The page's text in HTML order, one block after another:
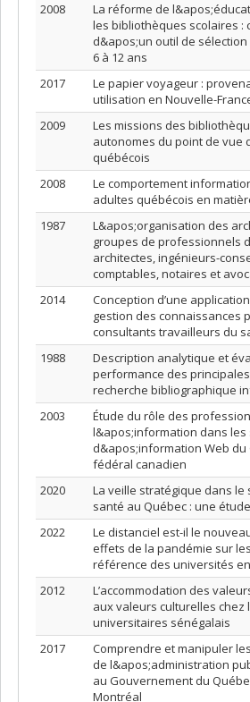
2008
La réforme de
les bibliothèques scolaires :
d&apos;un outil de
6 à 12 ans
2017
Le papier voyageur :
utilisation en Nouvelle-
2009
Les missions des
autonomes du point de vue
québécois
2008
Le comportement
adultes québécois en
1987
L&apos;organisation des
groupes de professionnels
architectes, ingénieurs-
comptables, notaires et
2014
Conception d’une
gestion des connaissances
consultants travailleurs du
1988
Description analytique et
performance des
recherche bibliographique
2003
Étude du rôle des
l&apos;information dans les
d&apos;information Web
fédéral canadien
2020
La veille stratégique dans le
santé au Québec : une
2022
Le distanciel est-il le
effets de la pandémie sur
référence des universités
2012
L’accommodation des
aux valeurs culturelles chez
universitaires sénégalais
2017
Comprendre et manipuler
de l&apos;administration
au Gouvernement du
Montréal